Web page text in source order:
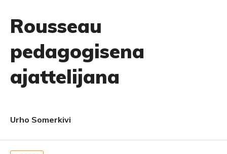
Rousseau
pedagogisena
ajattelijana
Urho Somerkivi